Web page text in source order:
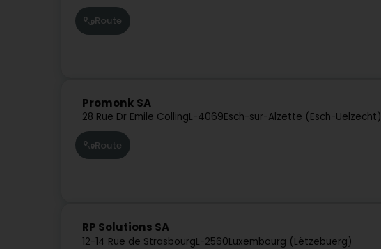
Route
Promonk SA
28 Rue Dr Emile CollingL-4069Esch-sur-Alzette (Esch-Uelzecht)
Route
RP Solutions SA
12-14 Rue de StrasbourgL-2560Luxembourg (Lëtzebuerg)